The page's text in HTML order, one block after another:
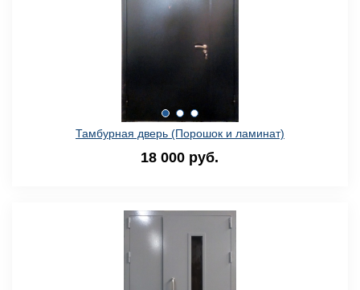
Тамбурная дверь (Порошок и ламинат)
18 000 руб.